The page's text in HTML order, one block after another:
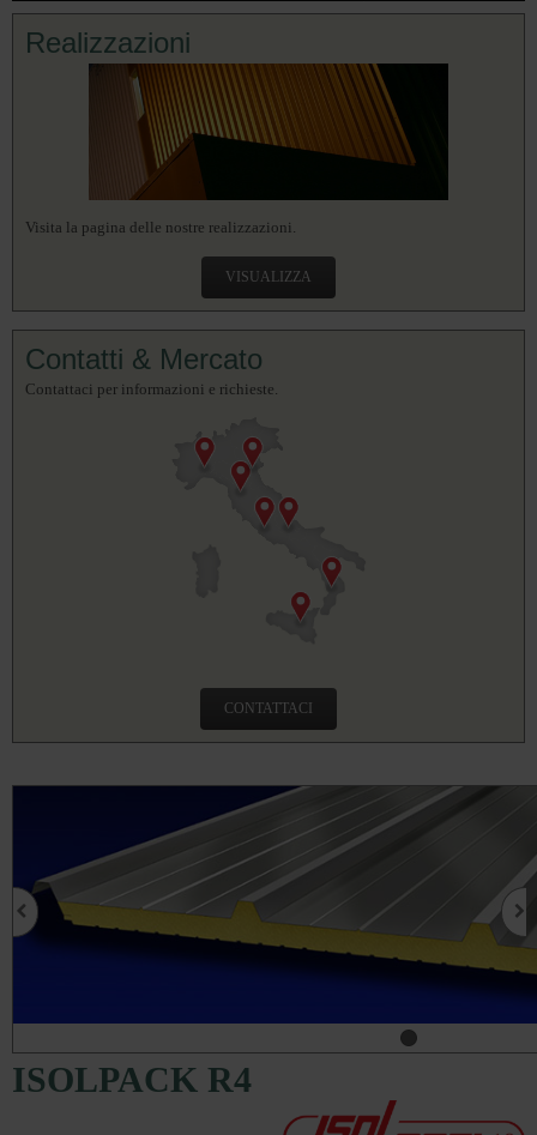
Realizzazioni
Visita la pagina delle nostre realizzazioni.
VISUALIZZA
Contatti & Mercato
Contattaci per informazioni e richieste.
CONTATTACI
ISOLPACK R4